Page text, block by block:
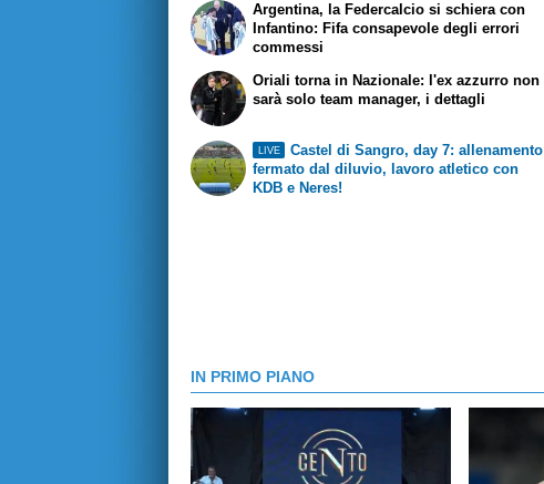
Argentina, la Federcalcio si schiera con
Infantino: Fifa consapevole degli errori
commessi
Oriali torna in Nazionale: l'ex azzurro non
sarà solo team manager, i dettagli
LIVE
Castel di Sangro, day 7: allenamento
fermato dal diluvio, lavoro atletico con
KDB e Neres!
IN PRIMO PIANO